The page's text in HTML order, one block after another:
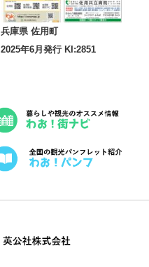
兵庫県 佐用町
2025年6月発行 KI:2851